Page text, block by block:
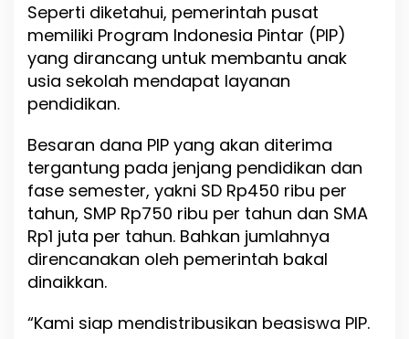
u
s
Seperti diketahui, pemerintah pusat
memiliki Program Indonesia Pintar (PIP)
yang dirancang untuk membantu anak
usia sekolah mendapat layanan
pendidikan.
Besaran dana PIP yang akan diterima
tergantung pada jenjang pendidikan dan
fase semester, yakni SD Rp450 ribu per
tahun, SMP Rp750 ribu per tahun dan SMA
Rp1 juta per tahun. Bahkan jumlahnya
direncanakan oleh pemerintah bakal
dinaikkan.
“Kami siap mendistribusikan beasiswa PIP.